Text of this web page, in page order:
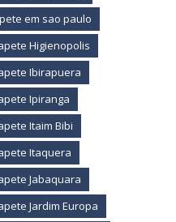
em sao paulo
Higienopolis
Ibirapuera
Ipiranga
Itaim Bibi
Itaquera
Jabaquara
Jardim Europa